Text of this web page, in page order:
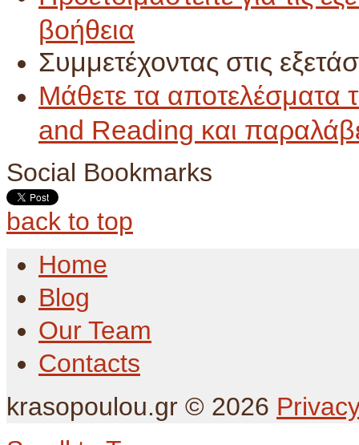
βοήθεια
Συμμετέχοντας στις
Μάθετε τα αποτελέσματα
and Reading και
Social Bookmarks
back to top
Home
Blog
Our Team
Contacts
krasopoulou.gr © 2026